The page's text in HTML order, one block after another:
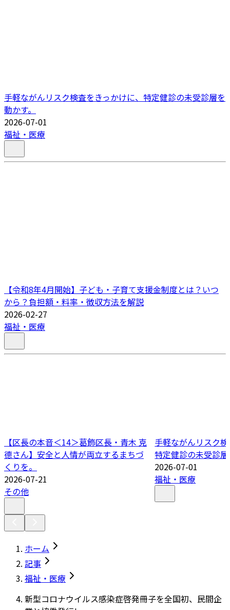
手軽ながんリスク検査をきっかけに、特定健診の未受診層を
動かす。
2026-07-01
福祉・医療
【令和8年4月開始】子ども・子育て支援金制度とは？いつ
から？負担額・料率・徴収方法を解説
2026-02-27
福祉・医療
【区長の本音＜14＞葛飾区長・青木 克
德さん】安全と人情が両立するまちづ
くりを。
2026-07-21
その他
手軽ながんリスク
特定健診の未受診
2026-07-01
福祉・医療
ホーム
記事
福祉・医療
新型コロナウイルス感染症啓発冊子を全国初、民間企